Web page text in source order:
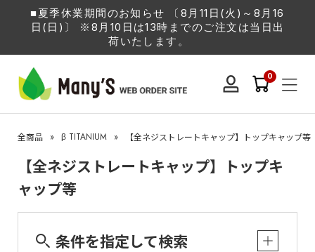
■夏季休業期間のお知らせ 〔8月11日(火)～8月16
日(日)〕 ※8月10日は13時までのご注文は当日出
荷いたします。
0
全商品 » β TITANIUM » 【全ネジストレートキャップ】トップキャップ等
【全ネジストレートキャップ】トップキ
ャップ等
条件を指定して検索